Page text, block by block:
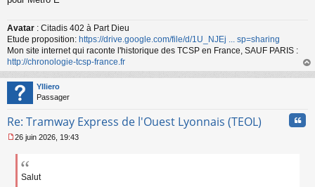
u
Avatar : Citadis 402 à Part Dieu
Etude proposition: https://drive.google.com/file/d/1U_NJEj ... sp=sharing
Mon site internet qui raconte l'historique des TCSP en France, SAUF PARIS :
http://chronologie-tcsp-france.fr
au
Ylliero
Passager
Re: Tramway Express de l'Ouest Lyonnais (TEOL)
e
26 juin 2026, 19:43
Salut